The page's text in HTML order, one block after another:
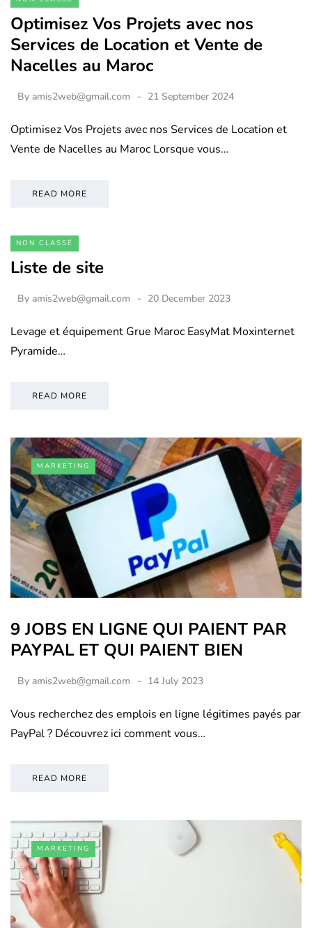
Optimisez Vos Projets avec nos
Services de Location et Vente de
Nacelles au Maroc
By amis2web@gmail.com 21 September 2024
Optimisez Vos Projets avec nos Services de Location et
Vente de Nacelles au Maroc Lorsque vous…
READ MORE
NON CLASSÉ
Liste de site
By amis2web@gmail.com 20 December 2023
Levage et équipement Grue Maroc EasyMat Moxinternet
Pyramide…
READ MORE
MARKETING
9 JOBS EN LIGNE QUI PAIENT PAR
PAYPAL ET QUI PAIENT BIEN
By amis2web@gmail.com 14 July 2023
Vous recherchez des emplois en ligne légitimes payés par
PayPal ? Découvrez ici comment vous…
READ MORE
MARKETING